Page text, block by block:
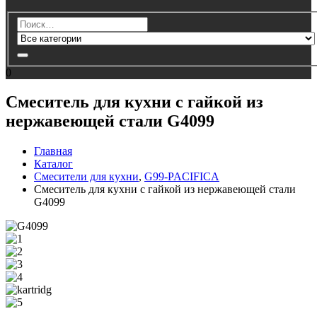
0
Смеситель для кухни с гайкой из
нержавеющей стали G4099
Главная
Каталог
Смесители для кухни, G99-PACIFICA
Смеситель для кухни с гайкой из нержавеющей стали
G4099